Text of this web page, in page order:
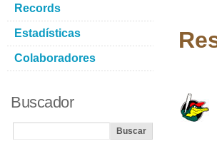
Records
Estadísticas
Colaboradores
Buscador